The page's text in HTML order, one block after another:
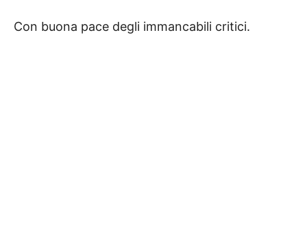
Con buona pace degli immancabili critici.